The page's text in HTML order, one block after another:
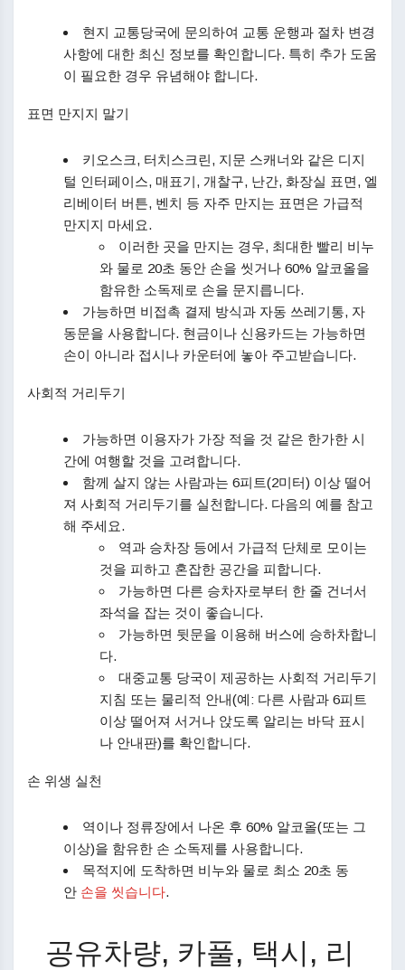
현지 교통당국에 문의하여 교통 운행과 절차 변경
사항에 대한 최신 정보를 확인합니다. 특히 추가 도움
이 필요한 경우 유념해야 합니다.
표면 만지지 말기
키오스크, 터치스크린, 지문 스캐너와 같은 디지
털 인터페이스, 매표기, 개찰구, 난간, 화장실 표면, 엘
리베이터 버튼, 벤치 등 자주 만지는 표면은 가급적
만지지 마세요.
이러한 곳을 만지는 경우, 최대한 빨리 비누
와 물로 20초 동안 손을 씻거나 60% 알코올을
함유한 소독제로 손을 문지릅니다.
가능하면 비접촉 결제 방식과 자동 쓰레기통, 자
동문을 사용합니다. 현금이나 신용카드는 가능하면
손이 아니라 접시나 카운터에 놓아 주고받습니다.
사회적 거리두기
가능하면 이용자가 가장 적을 것 같은 한가한 시
간에 여행할 것을 고려합니다.
함께 살지 않는 사람과는 6피트(2미터) 이상 떨어
져 사회적 거리두기를 실천합니다. 다음의 예를 참고
해 주세요.
역과 승차장 등에서 가급적 단체로 모이는
것을 피하고 혼잡한 공간을 피합니다.
가능하면 다른 승차자로부터 한 줄 건너서
좌석을 잡는 것이 좋습니다.
가능하면 뒷문을 이용해 버스에 승하차합니
다.
대중교통 당국이 제공하는 사회적 거리두기
지침 또는 물리적 안내(예: 다른 사람과 6피트
이상 떨어져 서거나 앉도록 알리는 바닥 표시
나 안내판)를 확인합니다.
손 위생 실천
역이나 정류장에서 나온 후 60% 알코올(또는 그
이상)을 함유한 손 소독제를 사용합니다.
목적지에 도착하면 비누와 물로 최소 20초 동
안 손을 씻습니다.
공유차량, 카풀, 택시, 리